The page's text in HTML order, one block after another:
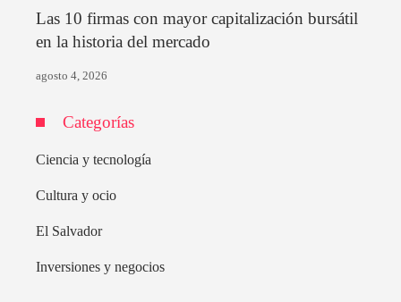
Las 10 firmas con mayor capitalización bursátil
en la historia del mercado
agosto 4, 2026
Categorías
Ciencia y tecnología
Cultura y ocio
El Salvador
Inversiones y negocios